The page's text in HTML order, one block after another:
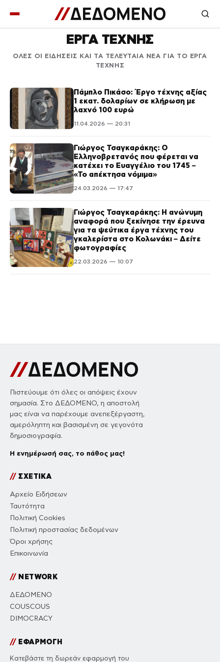
ΕΡΓΑ ΤΕΧΝΗΣ
ΟΛΕΣ ΟΙ ΕΙΔΗΣΕΙΣ ΚΑΙ ΤΑ ΤΕΛΕΥΤΑΙΑ ΝΕΑ ΓΙΑ ΤΟ ΕΡΓΑ
ΤΕΧΝΗΣ
Πάμπλο Πικάσο: Έργο τέχνης αξίας
1 εκατ. δολαρίων σε κλήρωση με
λαχνό 100 ευρώ
11.04.2026 — 20:31
Γιώργος Τσαγκαράκης: Ο
Ελληνοβρετανός που φέρεται να
κατέχει το Ευαγγέλιο του 1745 –
«Το απέκτησα νόμιμα»
24.03.2026 — 17:47
Γιώργος Τσαγκαράκης: Η ανώνυμη
αναφορά που ξεκίνησε την έρευνα
για τα ψεύτικα έργα τέχνης του
γκαλερίστα στο Κολωνάκι – Δείτε
φωτογραφίες
22.03.2026 — 10:07
Πιστεύουμε ότι όλες οι απόψεις έχουν
σημασία. Στο ΔΕΔΟΜΕΝΟ, η αποστολή
μας είναι να παρέχουμε ανεπεξέργαστη,
αμερόληπτη και βασισμένη σε γεγονότα
δημοσιογραφία.
Η ενημέρωσή σας, το πάθος μας!
//ΣΧΕΤΙΚΑ
Αρχείο Ειδήσεων
Ταυτότητα
Πολιτική Cookies
Πολιτική προστασίας δεδομένων
Όροι χρήσης
Επικοινωνία
//NETWORK
ΔΕΔΟΜΕΝΟ
COUSCOUS
DIMOCRACY
//ΕΦΑΡΜΟΓΗ
Κατεβάστε τη δωρεάν εφαρμογή του